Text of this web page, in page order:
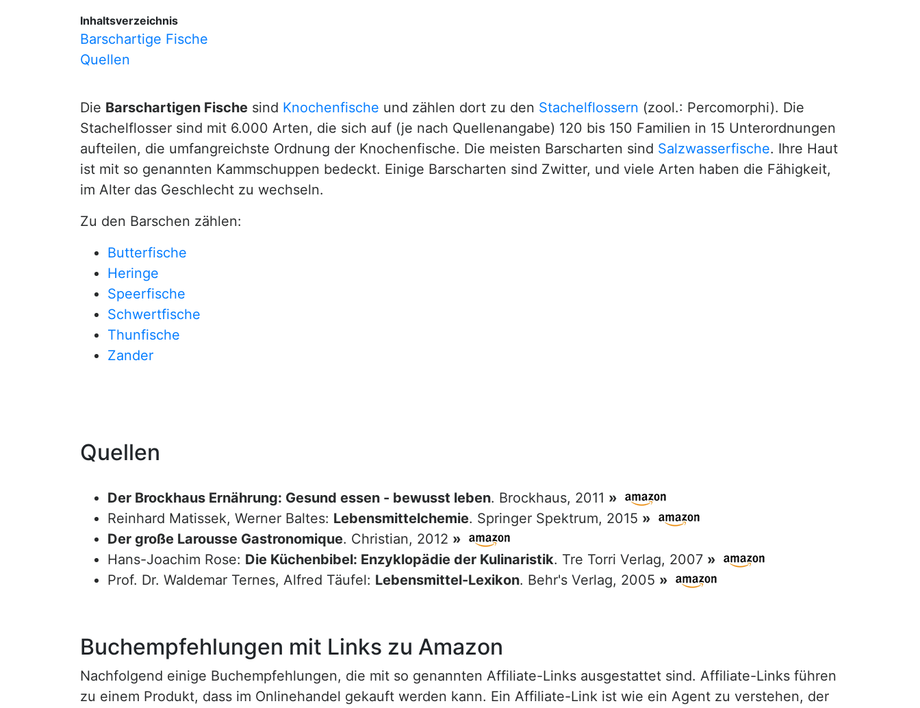
Inhaltsverzeichnis
Barschartige Fische
Quellen
Die Barschartigen Fische sind Knochenfische und zählen dort zu den Stachelflossern (zool.: Percomorphi). Die
Stachelflosser sind mit 6.000 Arten, die sich auf (je nach Quellenangabe) 120 bis 150 Familien in 15 Unterordnungen
aufteilen, die umfangreichste Ordnung der Knochenfische. Die meisten Barscharten sind Salzwasserfische. Ihre Haut
ist mit so genannten Kammschuppen bedeckt. Einige Barscharten sind Zwitter, und viele Arten haben die Fähigkeit,
im Alter das Geschlecht zu wechseln.
Zu den Barschen zählen:
Butterfische
Heringe
Speerfische
Schwertfische
Thunfische
Zander
Quellen
Der Brockhaus Ernährung: Gesund essen - bewusst leben. Brockhaus, 2011 »
Reinhard Matissek, Werner Baltes: Lebensmittelchemie. Springer Spektrum, 2015 »
Der große Larousse Gastronomique. Christian, 2012 »
Hans-Joachim Rose: Die Küchenbibel: Enzyklopädie der Kulinaristik. Tre Torri Verlag, 2007 »
Prof. Dr. Waldemar Ternes, Alfred Täufel: Lebensmittel-Lexikon. Behr's Verlag, 2005 »
Buchempfehlungen mit Links zu Amazon
Nachfolgend einige Buchempfehlungen, die mit so genannten Affiliate-Links ausgestattet sind. Affiliate-Links führen
zu einem Produkt, dass im Onlinehandel gekauft werden kann. Ein Affiliate-Link ist wie ein Agent zu verstehen, der